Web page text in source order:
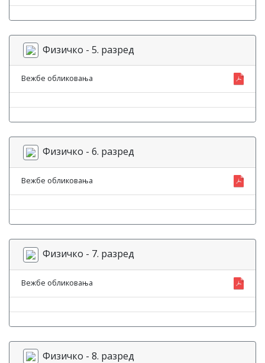
Физичко - 5. разред
Вежбе обликовања
Физичко - 6. разред
Вежбе обликовања
Физичко - 7. разред
Вежбе обликовања
Физичко - 8. разред